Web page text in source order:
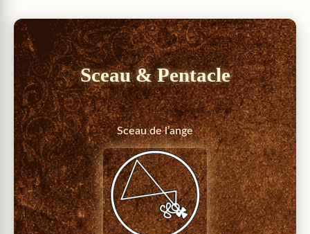
Sceau & Pentacle
Sceau de l’ange